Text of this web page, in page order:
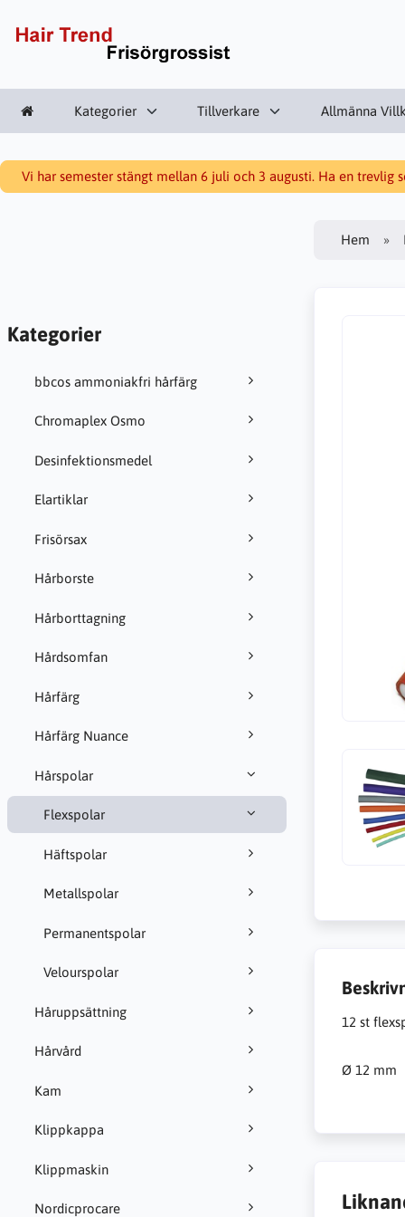
Kategorier Tillverkare Allmänna
Vi har semester stängt mellan 6 juli och 3 augusti. Ha en trevlig
Kategorier
bbcos ammoniakfri hårfärg
Chromaplex Osmo
Desinfektionsmedel
Elartiklar
Frisörsax
Hårborste
Hårborttagning
Hårdsomfan
Hårfärg
Hårfärg Nuance
Hårspolar
Flexspolar
Häftspolar
Metallspolar
Permanentspolar
Velourspolar
Håruppsättning
Hårvård
Kam
Klippkappa
Klippmaskin
Nordicprocare
Hem
12 st
Ø 12 mm